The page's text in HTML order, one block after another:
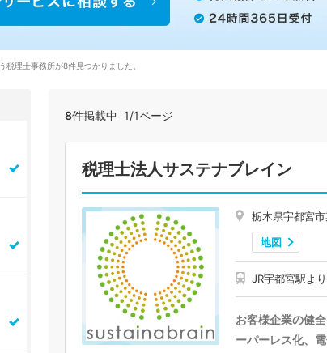
理士事務所が8件見つかりました。
8件掲載中 1/1ページ
税理士法人サステナブレイン
栃木県宇都宮
地図
JR宇都宮駅よ
お客様企業の健
ーパーレス化、